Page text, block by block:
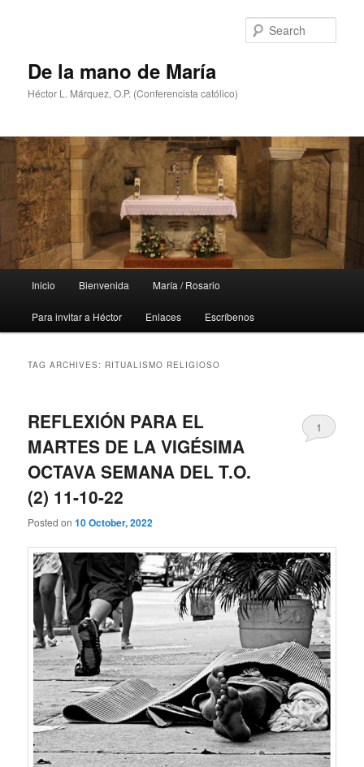
De la mano de María
Héctor L. Márquez, O.P. (Conferencista católico)
Inicio Bienvenida María / Rosario
Para invitar a Héctor Enlaces Escríbenos
TAG ARCHIVES: RITUALISMO RELIGIOSO
REFLEXIÓN PARA EL
MARTES DE LA VIGÉSIMA
OCTAVA SEMANA DEL T.O.
(2) 11-10-22
Posted on10 October, 2022
1